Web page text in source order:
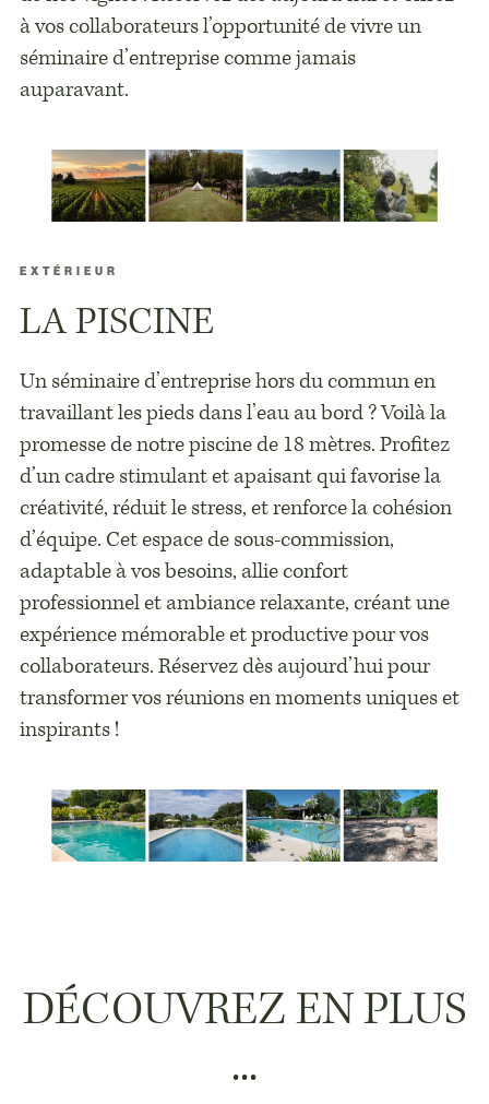
à vos collaborateurs l’opportunité de vivre un
séminaire d’entreprise comme jamais
auparavant.
EXTÉRIEUR
LA PISCINE
Un séminaire d’entreprise hors du commun en
travaillant les pieds dans l’eau au bord ? Voilà la
promesse de notre piscine de 18 mètres. Profitez
d’un cadre stimulant et apaisant qui favorise la
créativité, réduit le stress, et renforce la cohésion
d’équipe. Cet espace de sous-commission,
adaptable à vos besoins, allie confort
professionnel et ambiance relaxante, créant une
expérience mémorable et productive pour vos
collaborateurs. Réservez dès aujourd’hui pour
transformer vos réunions en moments uniques et
inspirants !
DÉCOUVREZ EN PLUS
...